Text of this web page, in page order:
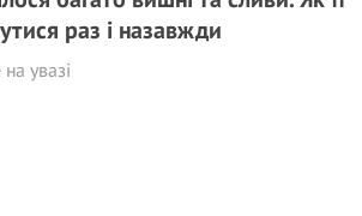
раз і назавжди
увазі